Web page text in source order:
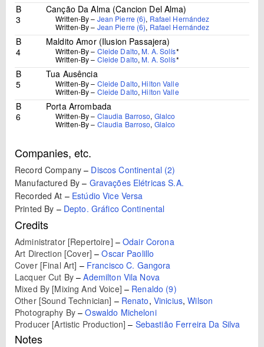
B
3
Canção Da Alma (Cancion Del Alma)
Written-By – Jean Pierre (6), Rafael Hernández
Written-By – Jean Pierre (6), Rafael Hernández
B
4
Maldito Amor (Ilusion Passajera)
Written-By – Cleide Dalto, M. A. Solís*
Written-By – Cleide Dalto, M. A. Solís*
B
5
Tua Ausência
Written-By – Cleide Dalto, Hilton Valle
Written-By – Cleide Dalto, Hilton Valle
B
6
Porta Arrombada
Written-By – Claudia Barroso, Glalco
Written-By – Claudia Barroso, Glalco
Companies, etc.
Record Company– Discos Continental (2)
Manufactured By – Gravações Elétricas S.A.
Recorded At – Estúdio Vice Versa
Printed By – Depto. Gráfico Continental
Credits
Administrator [Repertoire] –Odair Corona
Art Direction [Cover] –Oscar Paolillo
Cover [Final Art] – Francisco C. Gangora
Lacquer Cut By–Ademilton Vila Nova
Mixed By [Mixing And Voice] – Renaldo (9)
Other [Sound Technician] – Renato, Vinicius,Wilson
Photography By–Oswaldo Micheloni
Producer [Artistic Production] – Sebastião Ferreira Da Silva
Notes